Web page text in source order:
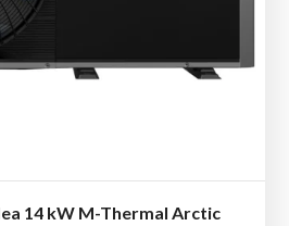
14 kW M-Thermal Arctic